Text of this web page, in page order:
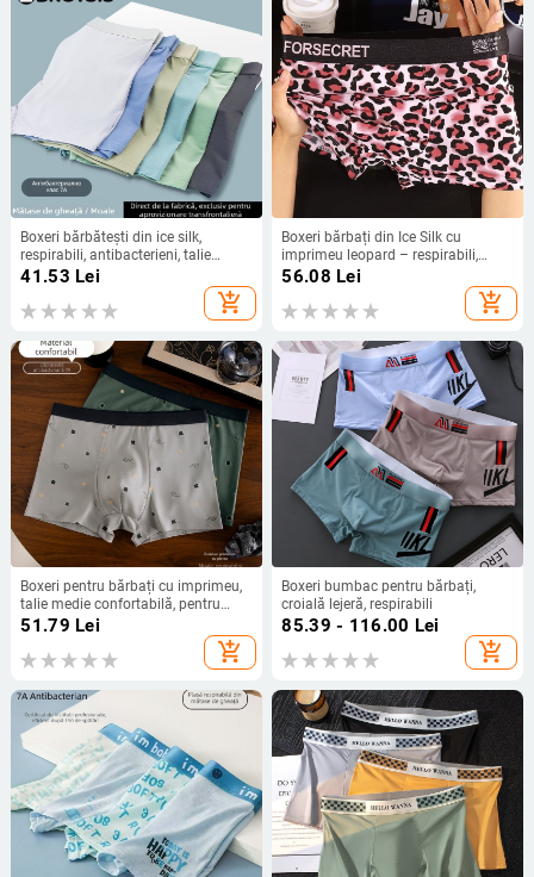
Boxeri bărbătești din ice silk,
respirabili, antibacterieni, talie
medie, culoare solidă
41.53 Lei
add_shopping_cart
Boxeri bărbați din Ice Silk cu
imprimeu leopard – respirabili,
confortabili, premium pentru vară
56.08 Lei
add_shopping_cart
Boxeri pentru bărbați cu imprimeu,
talie medie confortabilă, pentru
tineri, bumbac Pima 60s, design în
51.79 Lei
add_shopping_cart
Boxeri bumbac pentru bărbați,
croială lejeră, respirabili
85.39 - 116.00 Lei
add_shopping_cart